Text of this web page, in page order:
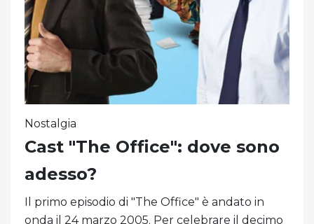
Nostalgia
Cast "The Office": dove sono
adesso?
Il primo episodio di "The Office" è andato in
onda il 24 marzo 2005. Per celebrare il decimo